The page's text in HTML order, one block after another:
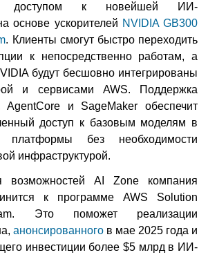
доступом к новейшей ИИ-
основе ускорителей NVIDIA GB300
. Клиенты смогут быстро переходить
к непосредственно работам, а
будут бесшовно интегрированы
и сервисами AWS. Поддержка
AgentCore и SageMaker обеспечит
доступ к базовым моделям в
платформы без необходимости
инфраструктурой.
возможностей AI Zone компания
к программе AWS Solution
Это поможет реализации
анонсированного в мае 2025 года и
инвестиции более $5 млрд в ИИ-